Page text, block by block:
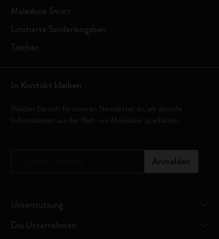
Moleskine Smart
Limitierte Sonderausgaben
Taschen
In Kontakt bleiben
Melden Sie sich für unseren Newsletter an, um aktuelle
Informationen aus der Welt von Moleskine zu erhalten
Anmelden
Unterstützung
Das Unternehmen